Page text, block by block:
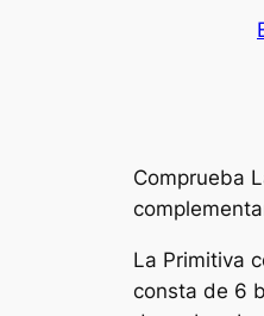
Comprueba
La Primitiva
consta de 6